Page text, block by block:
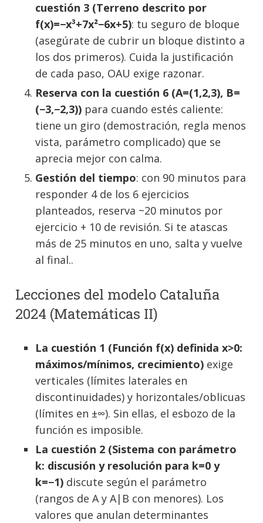
cuestión 3 (Terreno descrito por
f(x)=−x³+7x²−6x+5): tu seguro de bloque
(asegúrate de cubrir un bloque distinto a
los dos primeros). Cuida la justificación
de cada paso, OAU exige razonar.
Reserva con la cuestión 6 (A=(1,2,3), B=
(−3,−2,3)) para cuando estés caliente:
tiene un giro (demostración, regla menos
vista, parámetro complicado) que se
aprecia mejor con calma.
Gestión del tiempo: con 90 minutos para
responder 4 de los 6 ejercicios
planteados, reserva ~20 minutos por
ejercicio + 10 de revisión. Si te atascas
más de 25 minutos en uno, salta y vuelve
al final..
Lecciones del modelo Cataluña
2024 (Matemáticas II)
La cuestión 1 (Función f(x) definida x>0:
máximos/mínimos, crecimiento) exige
verticales (límites laterales en
discontinuidades) y horizontales/oblicuas
(límites en ±∞). Sin ellas, el esbozo de la
función es imposible.
La cuestión 2 (Sistema con parámetro
k: discusión y resolución para k=0 y
k=−1) discute según el parámetro
(rangos de A y A|B con menores). Los
valores que anulan determinantes